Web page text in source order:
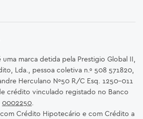
uma marca detida pela Prestigio Global II,
Lda., pessoa coletiva n.º 508 571820,
Herculano Nº50 R/C Esq. 1250-011
crédito vinculado registado no Banco
0002250.
Crédito Hipotecário e com Crédito a